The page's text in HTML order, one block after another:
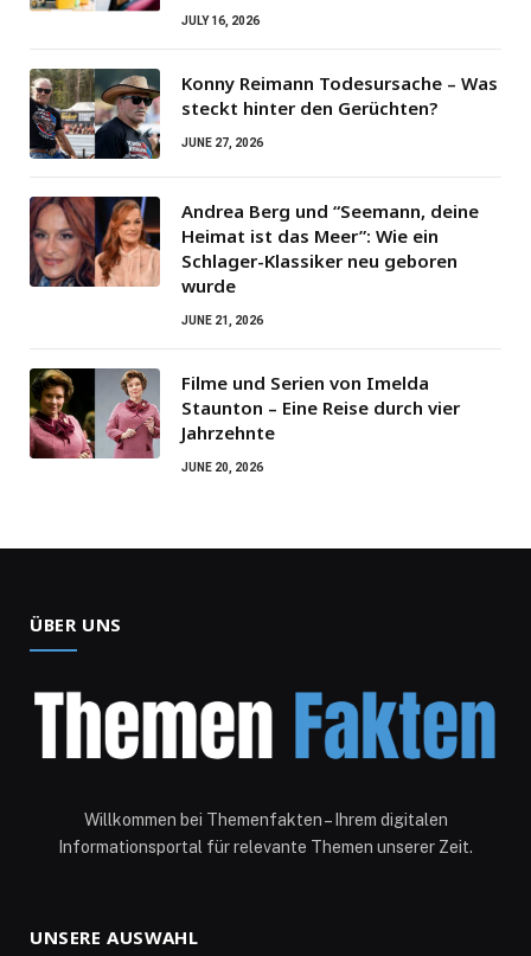
JULY 16, 2026
Konny Reimann Todesursache – Was
steckt hinter den Gerüchten?
JUNE 27, 2026
Andrea Berg und “Seemann, deine
Heimat ist das Meer”: Wie ein
Schlager-Klassiker neu geboren
wurde
JUNE 21, 2026
Filme und Serien von Imelda
Staunton – Eine Reise durch vier
Jahrzehnte
JUNE 20, 2026
ÜBER UNS
Willkommen bei Themenfakten – Ihrem digitalen
Informationsportal für relevante Themen unserer Zeit.
UNSERE AUSWAHL